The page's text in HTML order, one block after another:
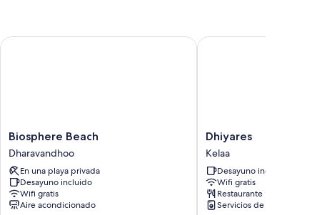
Biosphere
Beach
Dharavandhoo
Biosphere Beach
Dharavandhoo
En una playa privada
Desayuno incluido
Wifi gratis
Aire acondicionado
Biosphere Beach
Dhiyares
Kelaa
Dhiyares
Kelaa
Desayuno incluido
Wifi gratis
Restaurante
Servicios de lavandería
Dhiyares